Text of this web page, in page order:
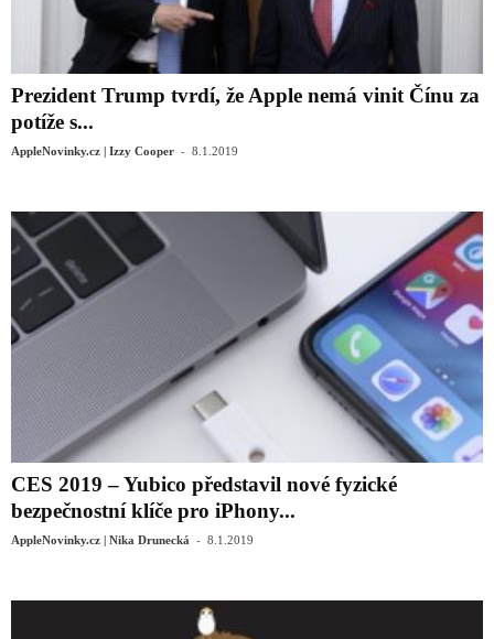
Prezident Trump tvrdí, že Apple nemá vinit Čínu za
potíže s...
AppleNovinky.cz | Izzy Cooper - 8.1.2019
CES 2019 – Yubico představil nové fyzické
bezpečnostní klíče pro iPhony...
AppleNovinky.cz | Nika Drunecká - 8.1.2019